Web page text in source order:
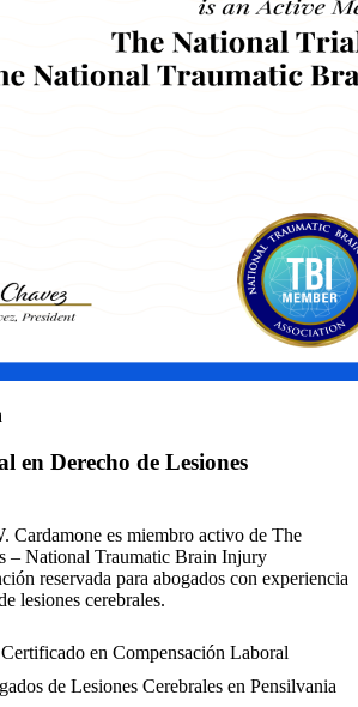
en Derecho de Lesiones
Cardamone es miembro activo de The
– National Traumatic Brain Injury
reservada para abogados con experiencia
lesiones cerebrales.
en Compensación Laboral
de Lesiones Cerebrales en Pensilvania